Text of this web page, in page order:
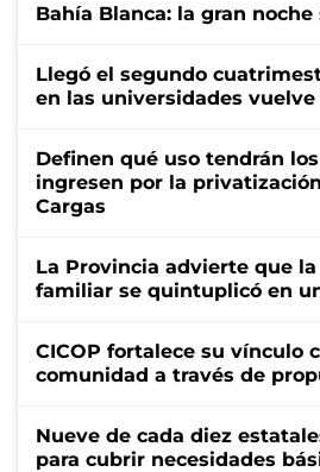
Bahía Blanca: la gran
Llegó el segundo
en las universidades
Definen qué uso tendrán
ingresen por la
Cargas
La Provincia advierte que
familiar se quintuplicó en
CICOP fortalece su vínculo
comunidad a través de
Nueve de cada diez
para cubrir necesidades